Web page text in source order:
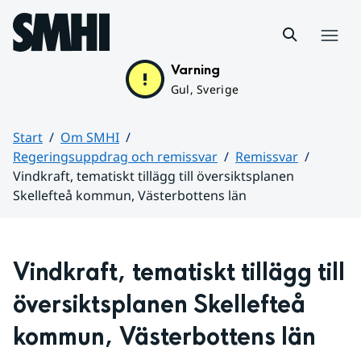
Hoppa till sidans innehåll
Varning
Gul, Sverige
Start
Om SMHI
Regeringsuppdrag och remissvar
Remissvar
Vindkraft, tematiskt tillägg till översiktsplanen
Skellefteå kommun, Västerbottens län
Vindkraft, tematiskt tillägg till
översiktsplanen Skellefteå
kommun, Västerbottens län